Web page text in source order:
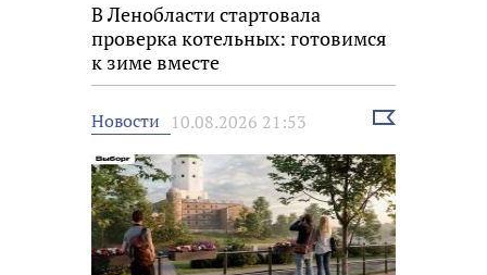
В Ленобласти стартовала
проверка котельных: готовимся
к зиме вместе
Новости 10.08.2026 21:53
Выбрать